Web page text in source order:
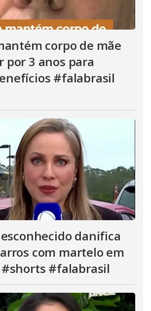
corpo de mãe
por 3 anos para
#falabrasil
danifica
com martelo em
#shorts #falabrasil